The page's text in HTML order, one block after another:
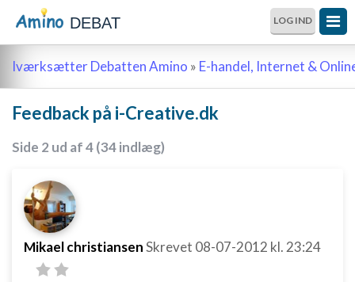
DEBAT LOG IND
Iværksætter Debatten Amino » E-handel, Internet &
Feedback på i-Creative.dk
Side 2 ud af 4 (34 indlæg)
Mikael christiansenSkrevet 08-07-2012 kl. 23:24